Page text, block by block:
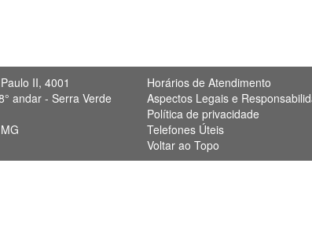
II, 4001
andar - Serra Verde
Horários de Atendimento
Aspectos Legais e
Política de privacidade
Telefones Úteis
Voltar ao Topo